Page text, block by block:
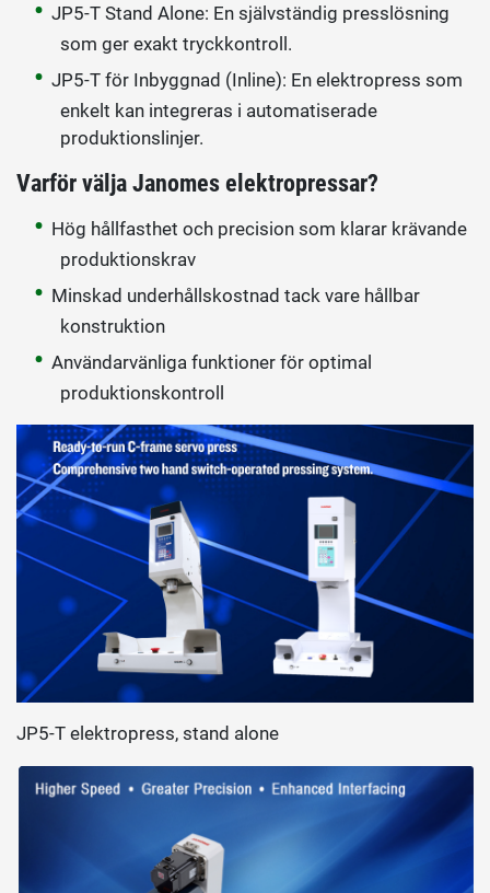
JP5-T Stand Alone: En självständig presslösning
som ger exakt tryckkontroll.
JP5-T för Inbyggnad (Inline): En elektropress som
enkelt kan integreras i automatiserade
produktionslinjer.
Varför välja Janomes elektropressar?
Hög hållfasthet och precision som klarar krävande
produktionskrav
Minskad underhållskostnad tack vare hållbar
konstruktion
Användarvänliga funktioner för optimal
produktionskontroll
JP5-T elektropress, stand alone